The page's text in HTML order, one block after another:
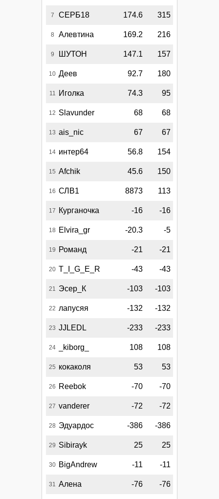
7 СЕРБ18 174.6 315
8 Алевтина 169.2 216
9 ШУТОН 147.1 157
10 Деев 92.7 180
11 Иголка 74.3 95
12 Slavunder 68 68
13 ais_nic 67 67
14 интер64 56.8 154
15 Afchik 45.6 150
16 СЛВ1 8873 113
17 Курганочка -16 -16
18 Elvira_gr -20.3 -5
19 Романд -21 -21
20 T_I_G_E_R -43 -43
21 Эсер_К -103 -103
22 лапусяя -132 -132
23 JJLEDL -233 -233
24 _kiborg_ 108 108
25 кокаколя 53 53
26 Reebok -70 -70
27 vanderer -72 -72
28 Эдуардос -386 -386
29 Sibirayk 25 25
30 BigAndrew -11 -11
31 Алена -76 -76